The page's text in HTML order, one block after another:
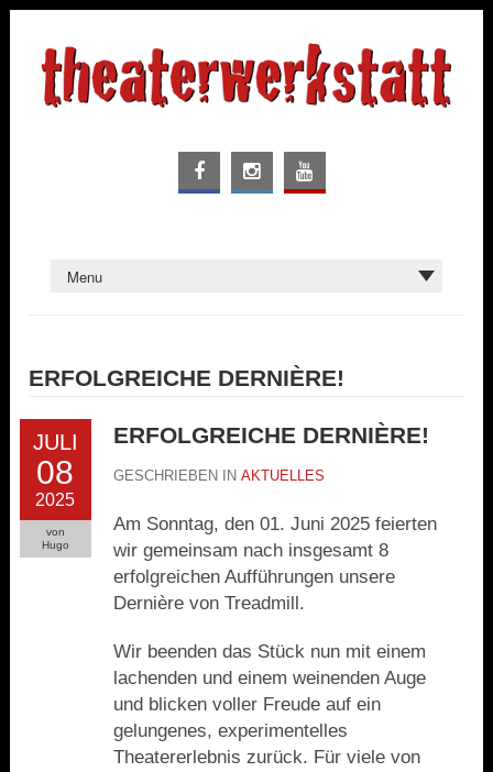
ERFOLGREICHE DERNIÈRE!
JULI
08
2025
von
Hugo
ERFOLGREICHE DERNIÈRE!
GESCHRIEBEN IN AKTUELLES
Am Sonntag, den 01. Juni 2025 feierten
wir gemeinsam nach insgesamt 8
erfolgreichen Aufführungen unsere
Dernière von Treadmill.
Wir beenden das Stück nun mit einem
lachenden und einem weinenden Auge
und blicken voller Freude auf ein
gelungenes, experimentelles
Theatererlebnis zurück. Für viele von